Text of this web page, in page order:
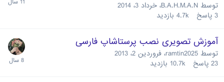
توسط B.A.H.M.A.N، خرداد 3، 2014
3 پاسخ 4.7k بازدید
آموزش تصویری نصب پرستاشاپ فارسی
توسط ramtin2025، فروردین 2، 2013
23 پاسخ 10.7k بازدید